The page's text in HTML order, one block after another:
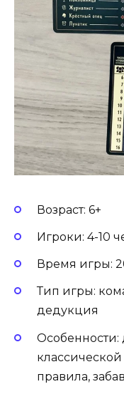
Возраст: 6+
Игроки: 4-10
Время игры:
Тип игры:
дедукция
Особенности:
правила,